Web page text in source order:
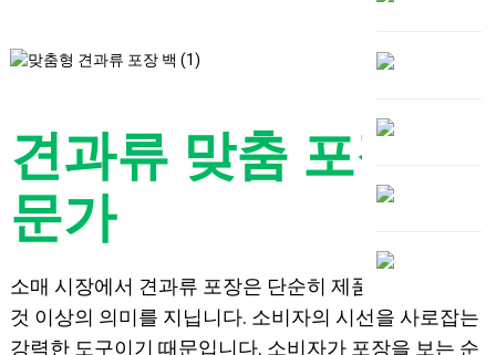
견과류 맞춤 포장 전
문가
소매 시장에서 견과류 포장은 단순히 제품을 보호하는
것 이상의 의미를 지닙니다. 소비자의 시선을 사로잡는
강력한 도구이기 때문입니다. 소비자가 포장을 보는 순